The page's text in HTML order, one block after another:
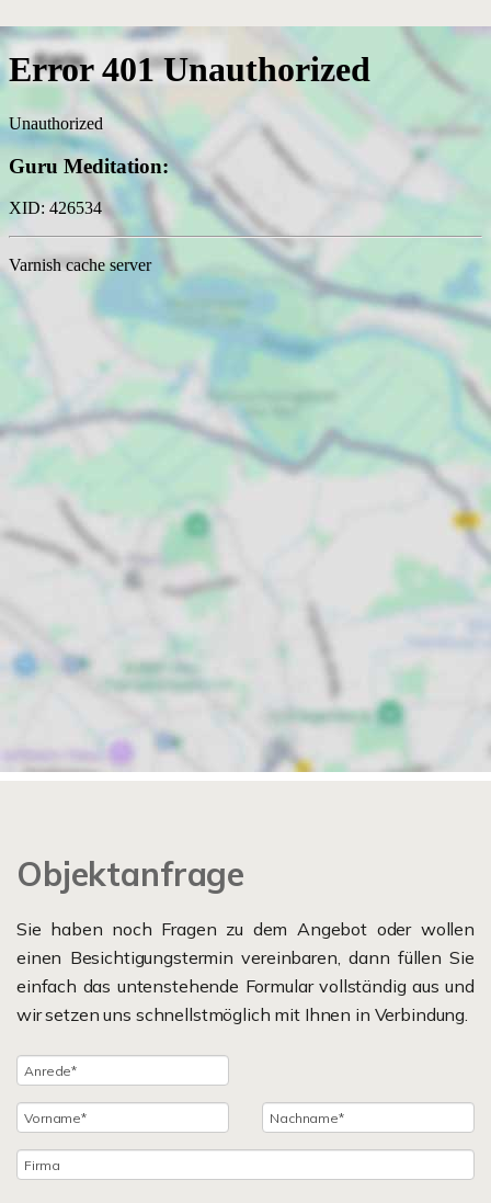
Objektanfrage
Sie haben noch Fragen zu dem Angebot oder wollen
einen Besichtigungstermin vereinbaren, dann füllen Sie
einfach das untenstehende Formular vollständig aus und
wir setzen uns schnellstmöglich mit Ihnen in Verbindung.